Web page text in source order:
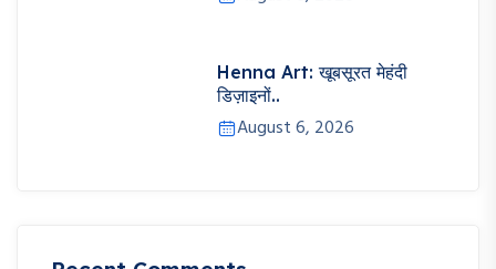
Recent Comments